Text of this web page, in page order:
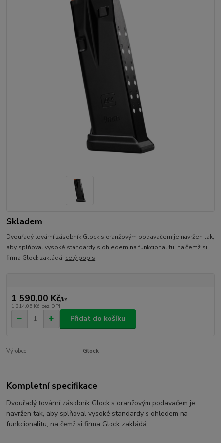
Skladem
Dvouřadý tovární zásobník Glock s oranžovým podavačem je navržen tak,
aby splňoval vysoké standardy s ohledem na funkcionalitu, na čemž si
firma Glock zakládá. celý popis
1 590,00 Kč/ks
1 314,05 Kč bez DPH
Přidat do košíku
Výrobce: Glock
Kompletní specifikace
Dvouřadý tovární zásobník Glock s oranžovým podavačem je
navržen tak, aby splňoval vysoké standardy s ohledem na
funkcionalitu, na čemž si firma Glock zakládá.